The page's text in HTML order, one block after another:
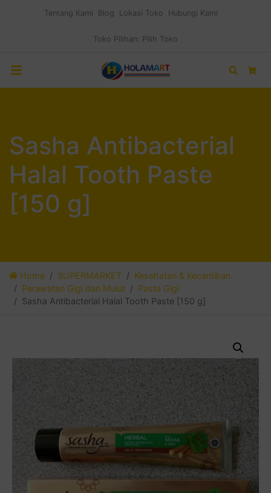
Tentang Kami Blog Lokasi Toko Hubungi Kami
Toko Pilihan: Pilih Toko
Search
Sasha Antibacterial
Halal Tooth Paste
[150 g]
Home SUPERMARKET
Kesehatan & Kecantikan
Perawatan Gigi dan Mulut
Pasta Gigi
Sasha Antibacterial Halal Tooth Paste [150 g]